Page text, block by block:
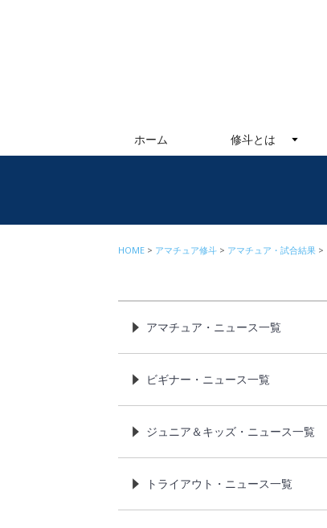
ホーム 修斗とは
HOME アマチュア修斗 アマチュア・試合結果
アマチュア・ニュース一覧
ビギナー・ニュース一覧
ジュニア＆キッズ・ニュース一覧
トライアウト・ニュース一覧